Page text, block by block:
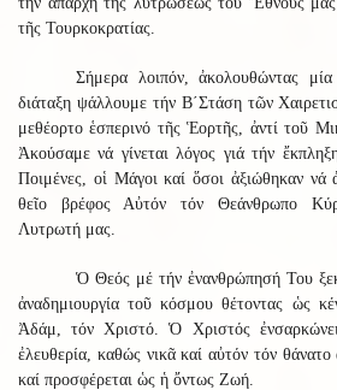
τῆς Τουρκοκρατίας.
Σήμερα λοιπόν, ἀκολουθώντας μία
διάταξη ψάλλουμε τήν Β΄Στάση τῶν
μεθέορτο ἑσπερινό τῆς Ἑορτῆς, ἀντί τοῦ
Ἀκούσαμε νά γίνεται λόγος γιά τήν
Ποιμένες, οἱ Μάγοι καί ὅσοι ἀξιώθηκαν νά
θεῖο βρέφος Αὐτόν τόν Θεάνθρωπο
Λυτρωτή μας.
Ὁ Θεός μέ τήν ἐνανθρώπησή Του
ἀναδημιουργία τοῦ κόσμου θέτοντας ὡς
Ἀδάμ, τόν Χριστό. Ὁ Χριστός
ἐλευθερία, καθώς νικᾶ καί αὐτόν τόν θάνατο
καί προσφέρεται ὡς ἡ ὄντως Ζωή.